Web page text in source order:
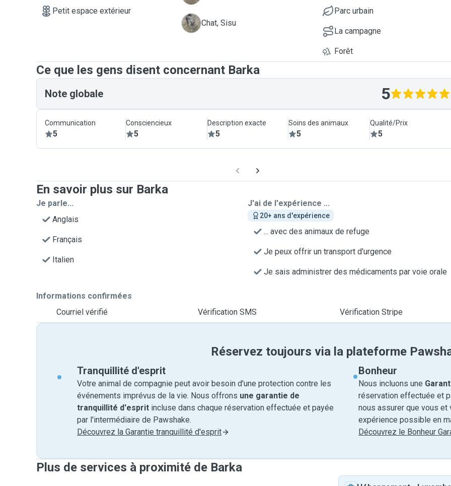
Petit espace extérieur
S Chat, Sisu
Parc urbain
La campagne
Forêt
Ce que les gens disent concernant Barka
Note globale 5
Communication
5
Consciencieux
5
Description exacte
5
Soins des animaux
5
Qualité/Prix
5
En savoir plus sur Barka
Je parle...
Anglais
Français
Italien
J'ai de l'expérience ...
20+ ans d'expérience
... avec des animaux de refuge
Je peux offrir un transport d'urgence
Je sais administrer des médicaments par voie orale
Informations confirmées
Courriel vérifié
Vérification SMS Vérification Stripe
Réservez toujours via la plateforme
Tranquillité d'esprit
Votre animal de compagnie peut avoir besoin d'une protection contre les
événements imprévus de la vie. Nous offrons une garantie de
tranquillité d'esprit incluse dans chaque réservation effectuée et payée
par l'intermédiaire de Pawshake.
Découvrez la Garantie tranquillité d'esprit
Bonheur
Nous incluons une
réservation effectuée et
nous assurer que vous
expérience possible en
Découvrez le Bonheur
Plus de services à proximité de Barka